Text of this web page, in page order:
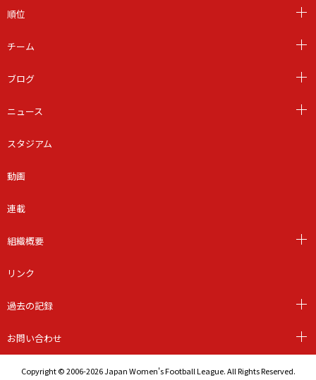
順位
チーム
ブログ
ニュース
スタジアム
動画
連載
組織概要
リンク
過去の記録
お問い合わせ
Copyright © 2006-2026 Japan Women's Football League. All Rights Reserved.